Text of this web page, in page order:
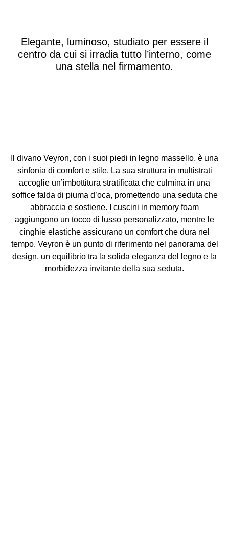
Elegante, luminoso, studiato per essere il
centro da cui si irradia tutto l’interno, come
una stella nel firmamento.
Il divano Veyron, con i suoi piedi in legno massello, è una
sinfonia di comfort e stile. La sua struttura in multistrati
accoglie un’imbottitura stratificata che culmina in una
soffice falda di piuma d’oca, promettendo una seduta che
abbraccia e sostiene. I cuscini in memory foam
aggiungono un tocco di lusso personalizzato, mentre le
cinghie elastiche assicurano un comfort che dura nel
tempo. Veyron è un punto di riferimento nel panorama del
design, un equilibrio tra la solida eleganza del legno e la
morbidezza invitante della sua seduta.